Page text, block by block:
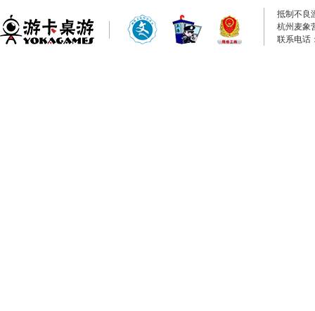
抵制不良
杭州麦象
联系电话